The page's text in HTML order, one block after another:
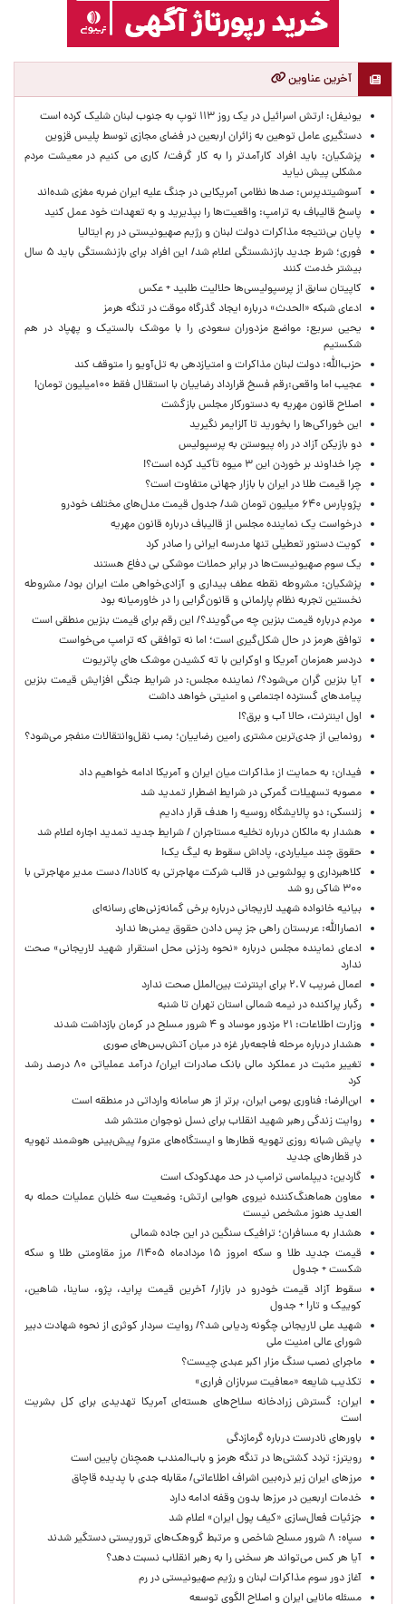
آخرین عناوین
یونیفل: ارتش اسرائیل در یک روز ۱۱۳ توپ به جنوب لبنان شلیک کرده است
دستگیری عامل توهین به زائران اربعین در فضای مجازی توسط پلیس قزوین
پزشکیان: باید افراد کارآمدتر را به کار گرفت/ کاری می کنیم در معیشت مردم
مشکلی پیش نیاید
آسوشیتدپرس: صدها نظامی آمریکایی در جنگ علیه ایران ضربه مغزی شده‌اند
پاسخ قالیباف به ترامپ: واقعیت‌ها را بپذیرید و به تعهدات خود عمل کنید
پایان بی‌نتیجه مذاکرات دولت لبنان و رژیم صهیونیستی در رم ایتالیا
فوری؛ شرط جدید بازنشستگی اعلام شد/ این افراد برای بازنشستگی باید ۵ سال
بیشتر خدمت کنند
کاپیتان سابق از پرسپولیسی‌ها حلالیت طلبید + عکس
ادعای شبکه «الحدث» درباره ایجاد گذرگاه موقت در تنگه هرمز
یحیی سریع: مواضع مزدوران سعودی را با موشک بالستیک و پهپاد در هم
شکستیم
حزب‌الله: دولت لبنان مذاکرات و امتیازدهی به تل‌آویو را متوقف کند
عجیب اما واقعی:رقم فسخ قرارداد رضاییان با استقلال فقط ۱۰۰میلیون تومان!
اصلاح قانون مهریه به دستورکار مجلس بازگشت
این خوراکی‌ها را بخورید تا آلزایمر نگیرید
دو بازیکن آزاد در راه پیوستن به پرسپولیس
چرا خداوند بر خوردن این ۳ میوه تأکید کرده است؟!
چرا قیمت طلا در ایران با بازار جهانی متفاوت است؟
پژوپارس ۶۴۰ میلیون تومان شد/ جدول قیمت مدل‌های مختلف خودرو
درخواست یک نماینده مجلس از قالیباف درباره قانون مهریه
کویت دستور تعطیلی تنها مدرسه ایرانی را صادر کرد
یک‌ سوم صهیونیست‌ها در برابر حملات موشکی بی دفاع هستند
پزشکیان: مشروطه نقطه عطف بیداری و آزادی‌خواهی ملت ایران بود/ مشروطه
نخستین تجربه نظام پارلمانی و قانون‌گرایی را در خاورمیانه بود
مردم درباره قیمت بنزین چه می‌گویند؟/ این رقم برای قیمت بنزین منطقی است
توافق هرمز در حال شکل‌گیری است؛ اما نه توافقی که ترامپ می‌خواست
دردسر همزمان آمریکا و اوکراین با ته کشیدن موشک های پاتریوت
آیا بنزین گران می‌شود؟/ نماینده مجلس: در شرایط جنگی افزایش قیمت بنزین
پیامدهای گسترده اجتماعی و امنیتی خواهد داشت
اول اینترنت، حالا آب و برق؟!
رونمایی از جدی‌ترین مشتری رامین رضاییان؛ بمب نقل‌وانتقالات منفجر می‌شود؟
فیدان: به حمایت از مذاکرات میان ایران و آمریکا ادامه خواهیم داد
مصوبه تسهیلات گمرکی در شرایط اضطرار تمدید شد
زلنسکی: دو پالایشگاه روسیه را هدف قرار دادیم
هشدار به مالکان درباره تخلیه مستاجران / شرایط جدید تمدید اجاره اعلام شد
حقوق چند میلیاردی، پاداش سقوط به لیگ یک!
کلاهبرداری و پولشویی در قالب شرکت مهاجرتی به کانادا/ دست مدیر مهاجرتی با
۳۰۰ شاکی رو شد
بیانیه خانواده شهید لاریجانی درباره برخی گمانه‌زنی‌های رسانه‌ای
انصارالله: عربستان راهی جز پس دادن حقوق یمنی‌ها ندارد
ادعای نماینده مجلس درباره «نحوه ردزنی محل استقرار شهید لاریجانی» صحت
ندارد
اعمال ضریب ۲.۷ برای اینترنت بین‌الملل صحت ندارد
رگبار پراکنده در نیمه شمالی استان تهران تا شنبه
وزارت اطلاعات: ۲۱ مزدور موساد و ۴ شرور مسلح در کرمان بازداشت شدند
هشدار درباره مرحله فاجعه‌بار غزه در میان آتش‌بس‌های صوری
تغییر مثبت در عملکرد مالی بانک صادرات ایران/ درآمد عملیاتی ۸۰ درصد رشد
کرد
ابن‌الرضا: فناوری بومی ایران، برتر از هر سامانه وارداتی در منطقه است
روایت زندگی رهبر شهید انقلاب برای نسل نوجوان منتشر شد
پایش شبانه روزی تهویه قطارها و ایستگاه‌های مترو/ پیش‌بینی هوشمند تهویه
در قطارهای جدید
گاردین: دیپلماسی ترامپ در حد مهدکودک است
معاون هماهنگ‌کننده نیروی هوایی ارتش: وضعیت سه خلبان عملیات حمله به
العدید هنوز مشخص نیست
هشدار به مسافران؛ ترافیک سنگین در این جاده شمالی
قیمت جدید طلا و سکه امروز ۱۵ مردادماه ۱۴۰۵/ مرز مقاومتی طلا و سکه
شکست + جدول
سقوط آزاد قیمت خودرو در بازار/ آخرین قیمت پراید، پژو، ساینا، شاهین،
کوییک و تارا + جدول
شهید علی لاریجانی چگونه ردیابی شد؟/ روایت سردار کوثری از نحوه شهادت دبیر
شورای عالی امنیت ملی
ماجرای نصب سنگ مزار اکبر عبدی چیست؟
تکذیب شایعه «معافیت سربازان فراری»
ایران: گسترش زرادخانه سلاح‌های هسته‌ای آمریکا تهدیدی برای کل بشریت
است
باورهای نادرست درباره گرمازدگی
رویترز: تردد کشتی‌ها در تنگه هرمز و باب‌المندب همچنان پایین است
مرزهای ایران زیر ذره‌بین اشراف اطلاعاتی/ مقابله جدی با پدیده قاچاق
خدمات اربعین در مرزها بدون وقفه ادامه دارد
جزئیات فعال‌سازی «کیف پول ایران» اعلام شد
سپاه: ۸ شرور مسلح شاخص و مرتبط گروهک‌های تروریستی دستگیر شدند
آیا هر کس می‌تواند هر سخنی را به رهبر انقلاب نسبت دهد؟
آغاز دور سوم مذاکرات لبنان و رژیم صهیونیستی در رم
مسئله مانایی ایران و اصلاح الگوی توسعه